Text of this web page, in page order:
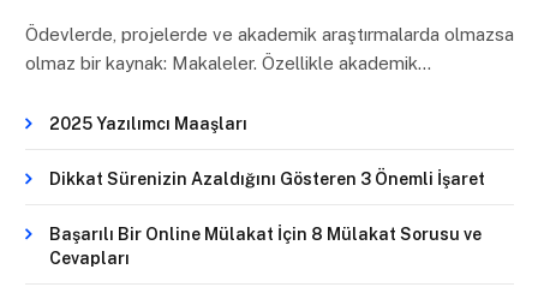
Ödevlerde, projelerde ve akademik araştırmalarda olmazsa
olmaz bir kaynak: Makaleler. Özellikle akademik…
2025 Yazılımcı Maaşları
Dikkat Sürenizin Azaldığını Gösteren 3 Önemli İşaret
Başarılı Bir Online Mülakat İçin 8 Mülakat Sorusu ve
Cevapları